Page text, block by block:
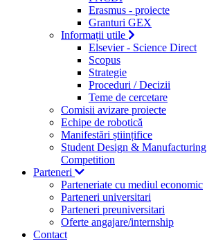
Erasmus - proiecte
Granturi GEX
Informații utile
Elsevier - Science Direct
Scopus
Strategie
Proceduri / Decizii
Teme de cercetare
Comisii avizare proiecte
Echipe de robotică
Manifestări științifice
Student Design & Manufacturing
Competition
Parteneri
Parteneriate cu mediul economic
Parteneri universitari
Parteneri preuniversitari
Oferte angajare/internship
Contact